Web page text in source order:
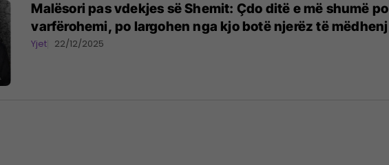
Malësori pas vdekjes së Shemit: Çdo ditë e më shumë po
varfërohemi, po largohen nga kjo botë njerëz të mëdhenj
Yjet 22/12/2025